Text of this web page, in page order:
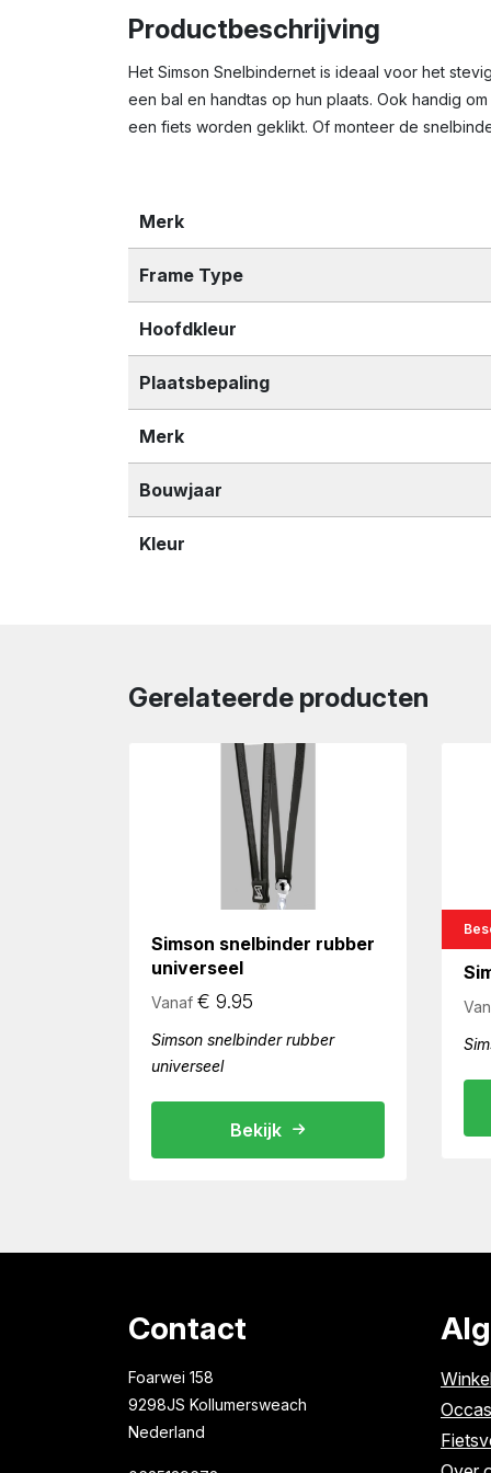
Productbeschrijving
Het Simson Snelbindernet is ideaal voor het
een bal en handtas op hun plaats. Ook handig
een fiets worden geklikt. Of monteer de
Merk
Frame Type
Hoofdkleur
Plaatsbepaling
Merk
Bouwjaar
Kleur
Gerelateerde producten
Simson snelbinder rubber
universeel
Vanaf € 9.95
Simson snelbinder rubber
universeel
Bekijk
Contact
Foarwei 158
9298JS Kollumersweach
Nederland